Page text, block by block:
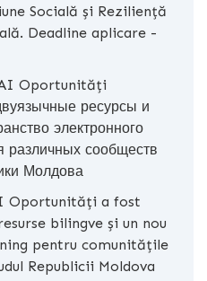
Socială și Reziliență
Deadline aplicare -
Oportunități
ресурсы и
электронного
различных сообществ
Молдова
Oportunități a fost
bilingve și un nou
pentru comunitățile
Republicii Moldova